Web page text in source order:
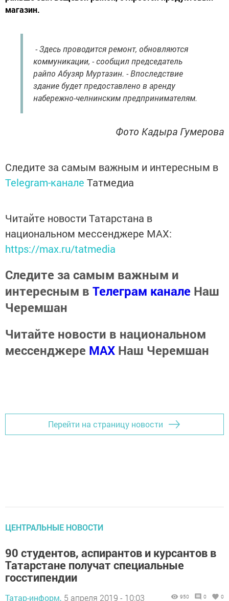
магазин.
- Здесь проводится ремонт, обновляются
коммуникации, - сообщил председатель
райпо Абузяр Муртазин. - Впоследствие
здание будет предоставлено в аренду
набережно-челнинским предпринимателям.
Фото Кадыра Гумерова
Следите за самым важным и интересным в
Telegram-канале Татмедиа
Читайте новости Татарстана в
национальном мессенджере MАХ:
https://max.ru/tatmedia
Следите за самым важным и
интересным в Телеграм канале Наш
Черемшан
Читайте новости в национальном
мессенджере MАХ Наш Черемшан
Перейти на страницу новости
ЦЕНТРАЛЬНЫЕ НОВОСТИ
90 студентов, аспирантов и курсантов в
Татарстане получат специальные
госстипендии
Татар-информ, 5 апреля 2019 - 10:03 950 0 0